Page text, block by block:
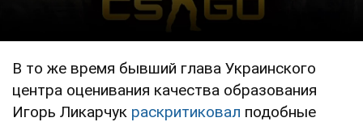
В то же время бывший глава Украинского
центра оценивания качества образования
Игорь Ликарчук раскритиковал подобные